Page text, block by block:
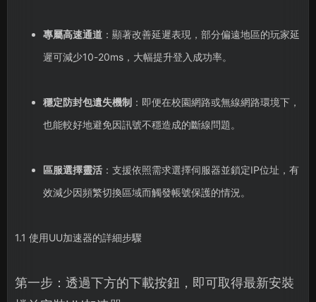
專屬高速通道：顯著改善延遲表現，部分偏遠地區的玩家延
遲可減少10-20ms，大幅提升登入成功率。
穩定防封包遺失機制 ：即便在校園網路或無線網路環境下，
也能較好地避免因訊號不穩造成的斷線問題。
區服選擇靈活：支援依照需求選擇伺服器並鎖定IP位址，有
效減少因頻繁切換區域而觸發帳號保護的情況。
1.1 使用UU加速器的詳細步驟
第一步：透過下方的下載按鈕，即可取得最新安裝